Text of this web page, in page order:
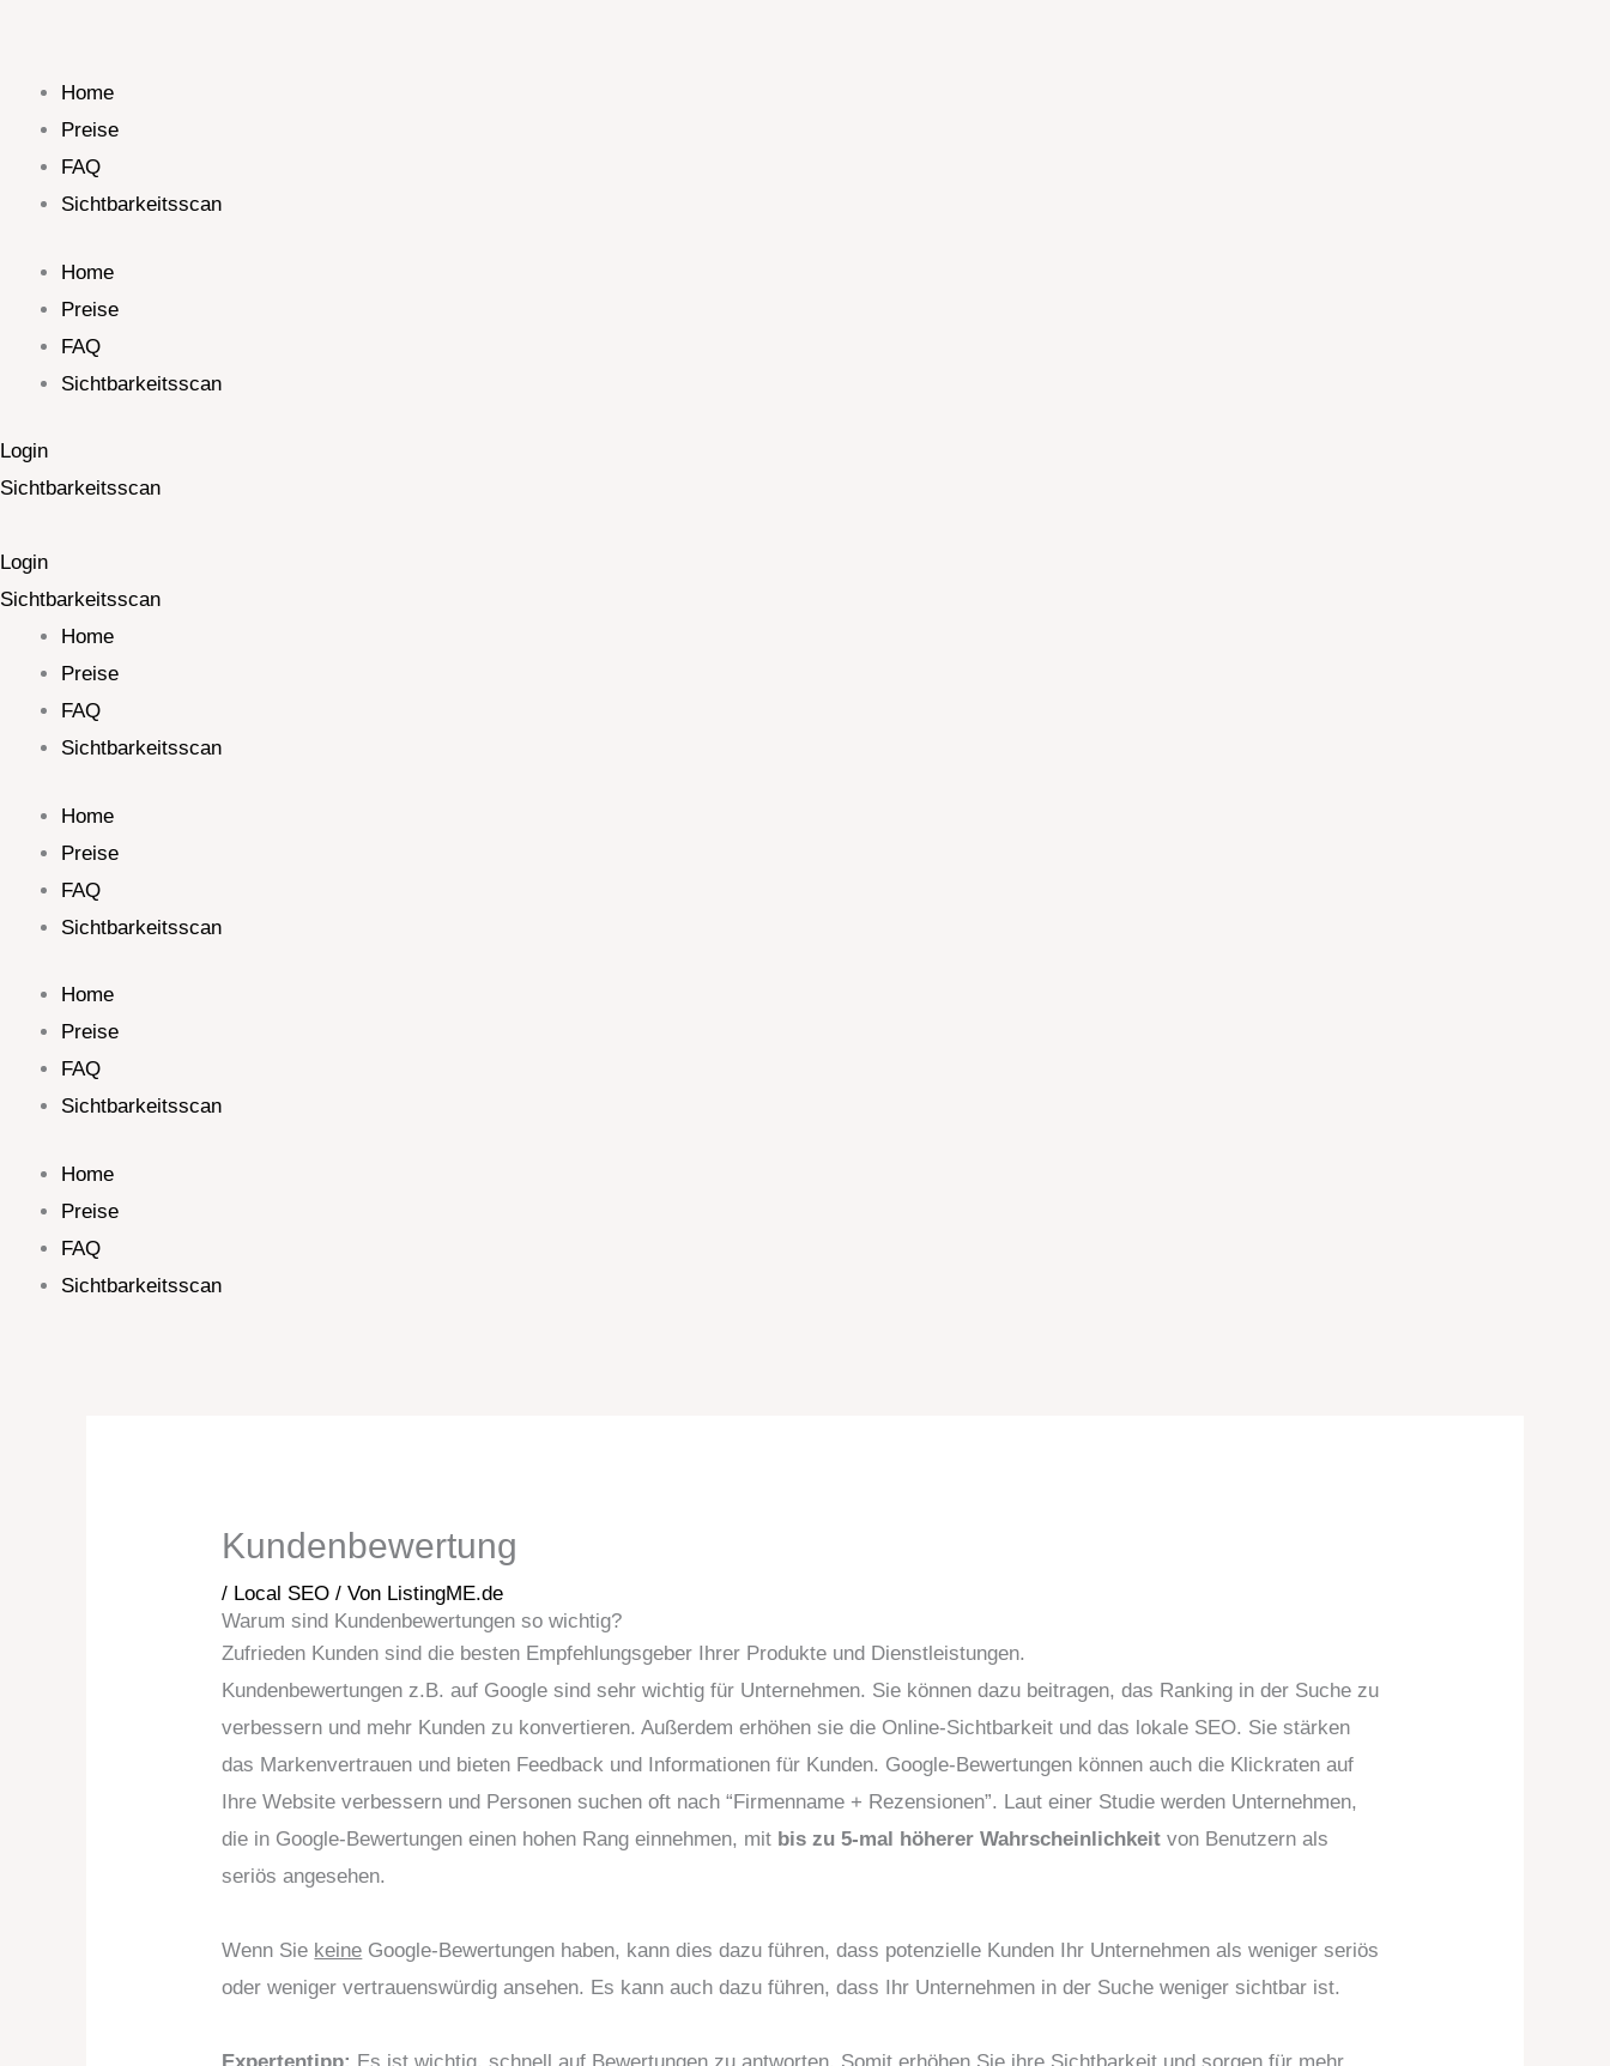
springenHome
Preise
FAQ
Sichtbarkeitsscan
Home
Preise
FAQ
Sichtbarkeitsscan
Login
Sichtbarkeitsscan
Login
Sichtbarkeitsscan
Home
Preise
FAQ
Sichtbarkeitsscan
Home
Preise
FAQ
Sichtbarkeitsscan
Home
Preise
FAQ
Sichtbarkeitsscan
Home
Preise
FAQ
Sichtbarkeitsscan
Kundenbewertung
/ Local SEO / Von ListingME.de
Warum sind Kundenbewertungen so wichtig?
Zufrieden Kunden sind die besten Empfehlungsgeber Ihrer Produkte und Dienstleistungen.
Kundenbewertungen z.B. auf Google sind sehr wichtig für Unternehmen. Sie können dazu beitragen, das Ranking in der Suche zu
verbessern und mehr Kunden zu konvertieren. Außerdem erhöhen sie die Online-Sichtbarkeit und das lokale SEO. Sie stärken
das Markenvertrauen und bieten Feedback und Informationen für Kunden. Google-Bewertungen können auch die Klickraten auf
Ihre Website verbessern und Personen suchen oft nach “Firmenname + Rezensionen”. Laut einer Studie werden Unternehmen,
die in Google-Bewertungen einen hohen Rang einnehmen, mit bis zu 5-mal höherer Wahrscheinlichkeit von Benutzern als
seriös angesehen.
Wenn Sie keine Google-Bewertungen haben, kann dies dazu führen, dass potenzielle Kunden Ihr Unternehmen als weniger seriös
oder weniger vertrauenswürdig ansehen. Es kann auch dazu führen, dass Ihr Unternehmen in der Suche weniger sichtbar ist.